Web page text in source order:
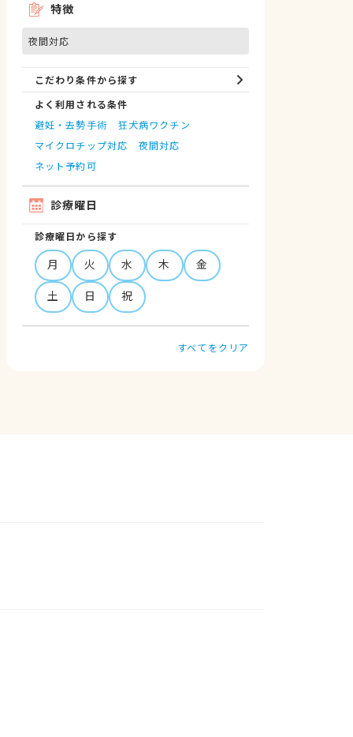
特徴
夜間対応
こだわり条件から探す
よく利用される条件
避妊・去勢手術
狂犬病ワクチン
マイクロチップ対応
夜間対応
ネット予約可
診療曜日
診療曜日から探す
月 火 水 木
金
土
日 祝
すべてをクリア